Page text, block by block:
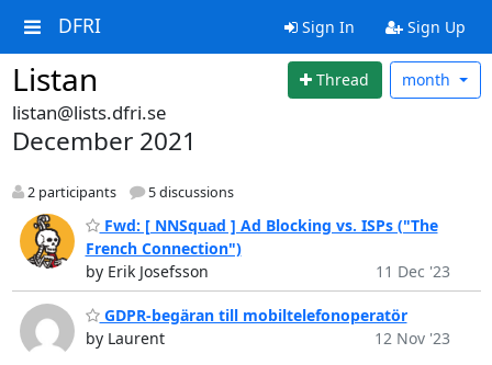
DFRI Sign In Sign Up
Listan Thread month
listan@lists.dfri.se
December 2021
2 participants 5 discussions
Fwd: [ NNSquad ] Ad Blocking vs. ISPs ("The
French Connection")
by Erik Josefsson
11 Dec '23
GDPR-begäran till mobiltelefonoperatör
by Laurent
12 Nov '23